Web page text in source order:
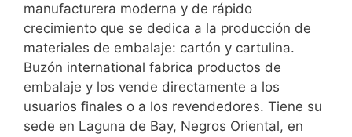
manufacturera moderna y de rápido
crecimiento que se dedica a la producción de
materiales de embalaje: cartón y cartulina.
Buzón international fabrica productos de
embalaje y los vende directamente a los
usuarios finales o a los revendedores. Tiene su
sede en Laguna de Bay, Negros Oriental, en